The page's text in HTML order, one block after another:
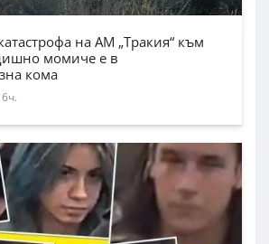
на АМ „Тракия“ към
момиче е в
кома